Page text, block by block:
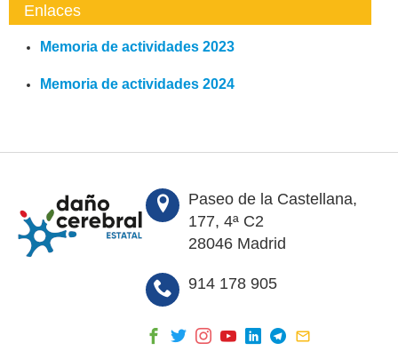
Enlaces
Memoria de actividades 2023
Memoria de actividades 2024
Paseo de la Castellana,
177, 4ª C2
28046 Madrid
914 178 905